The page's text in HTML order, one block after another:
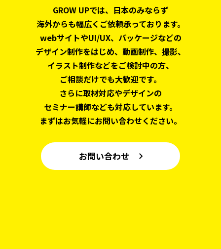
GROW UPでは、日本のみならず
海外からも幅広くご依頼承っております。
webサイトやUI/UX、パッケージなどの
デザイン制作をはじめ、 動画制作、撮影、
イラスト制作などをご検討中の方、
ご相談だけでも大歓迎です。
さらに取材対応やデザインの
セミナー講師なども対応しています。
まずはお気軽にお問い合わせください。
お問い合わせ